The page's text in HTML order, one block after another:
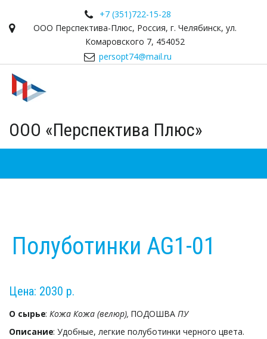
+7 (351)722-15-28
ООО Перспектива-Плюс, Россия, г. Челябинск, ул.
Комаровского 7, 454052
persopt74@mail.ru
ООО «Перспектива Плюс»
Полуботинки AG1-01
Цена: 2030 р.
О сырье: Кожа Кожа (велюр), ПОДОШВА ПУ
Описание: Удобные, легкие полуботинки черного цвета.